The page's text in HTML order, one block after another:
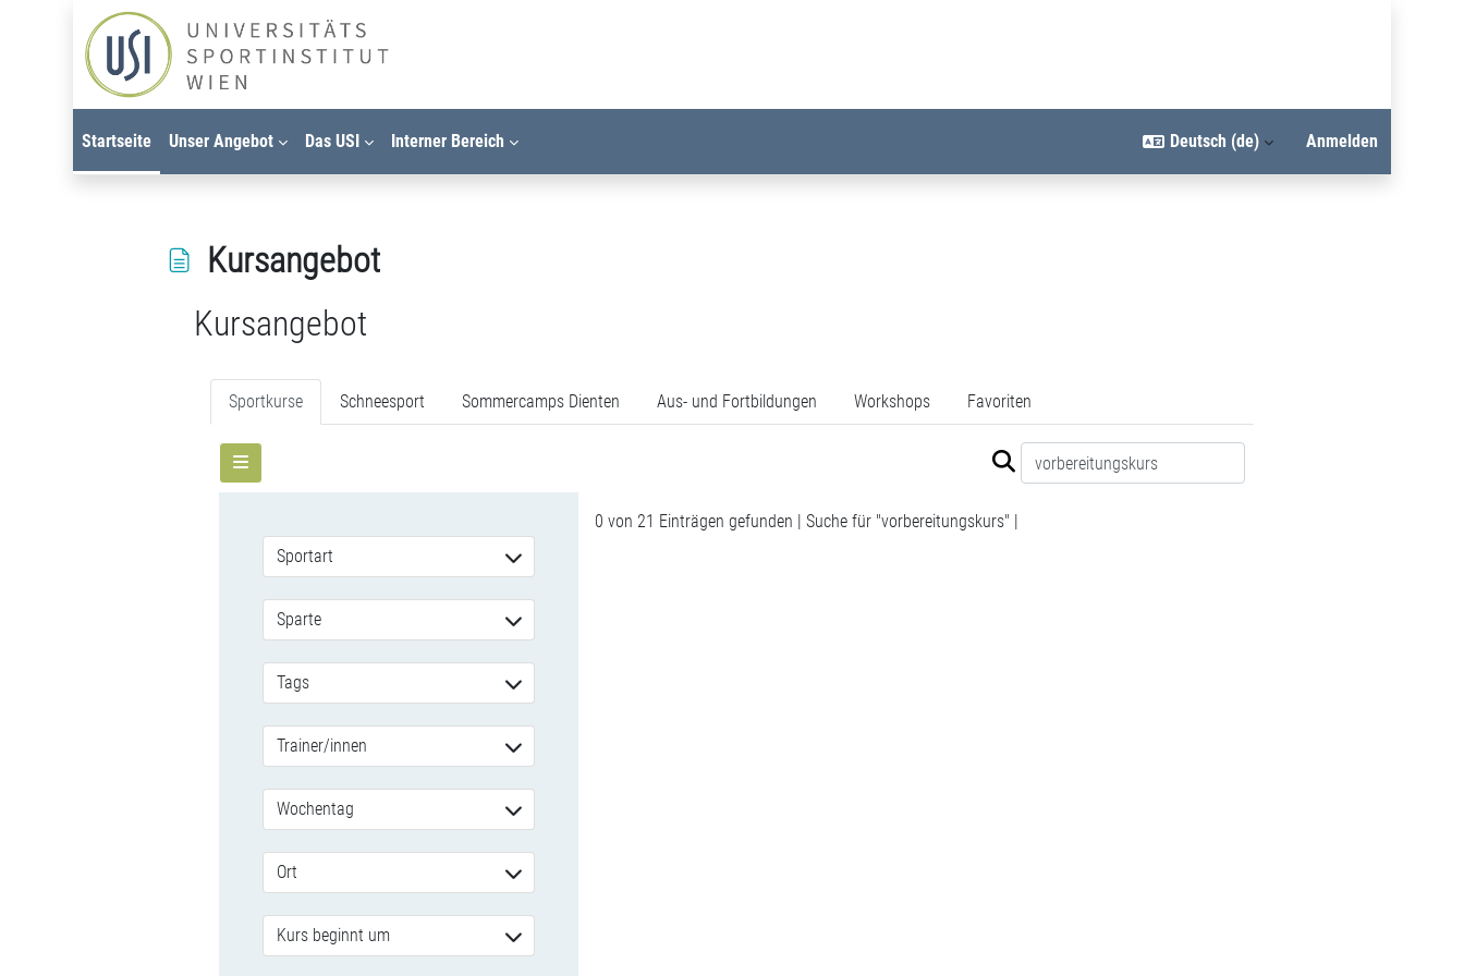
Zum Hauptinhalt
Startseite Unser Angebot Das USI Interner Bereich Deutsch ‎(de)‎ Anmelden
Kursangebot
Kursangebot
Sportkurse
Schneesport Sommercamps Dienten Aus- und Fortbildungen Workshops Favoriten
Sportart
Sparte
Tags
Trainer/innen
Wochentag
Ort
Kurs beginnt um
0 von 21 Einträgen gefunden | Suche für "vorbereitungskurs" |